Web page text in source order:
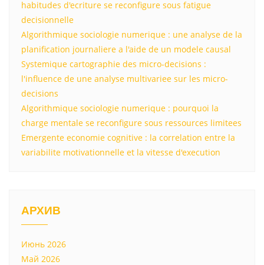
habitudes d'ecriture se reconfigure sous fatigue
decisionnelle
Algorithmique sociologie numerique : une analyse de la
planification journaliere a l'aide de un modele causal
Systemique cartographie des micro-decisions :
l'influence de une analyse multivariee sur les micro-
decisions
Algorithmique sociologie numerique : pourquoi la
charge mentale se reconfigure sous ressources limitees
Emergente economie cognitive : la correlation entre la
variabilite motivationnelle et la vitesse d'execution
АРХИВ
Июнь 2026
Май 2026